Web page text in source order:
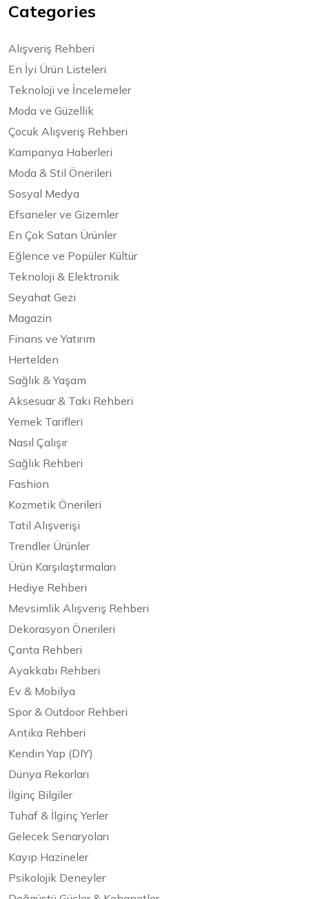
Categories
Alışveriş Rehberi
En İyi Ürün Listeleri
Teknoloji ve İncelemeler
Moda ve Güzellik
Çocuk Alışveriş Rehberi
Kampanya Haberleri
Moda & Stil Önerileri
Sosyal Medya
Efsaneler ve Gizemler
En Çok Satan Ürünler
Eğlence ve Popüler Kültür
Teknoloji & Elektronik
Seyahat Gezi
Magazin
Finans ve Yatırım
Hertelden
Sağlık & Yaşam
Aksesuar & Takı Rehberi
Yemek Tarifleri
Nasıl Çalışır
Sağlık Rehberi
Fashion
Kozmetik Önerileri
Tatil Alışverişi
Trendler Ürünler
Ürün Karşılaştırmaları
Hediye Rehberi
Mevsimlik Alışveriş Rehberi
Dekorasyon Önerileri
Çanta Rehberi
Ayakkabı Rehberi
Ev & Mobilya
Spor & Outdoor Rehberi
Antika Rehberi
Kendin Yap (DIY)
Dünya Rekorları
İlginç Bilgiler
Tuhaf & İlginç Yerler
Gelecek Senaryoları
Kayıp Hazineler
Psikolojik Deneyler